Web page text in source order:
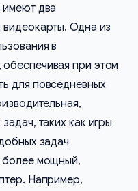
имеют два
Одна из
в
при этом
для повседневных
таких как игры
задач
более мощный,
Например,